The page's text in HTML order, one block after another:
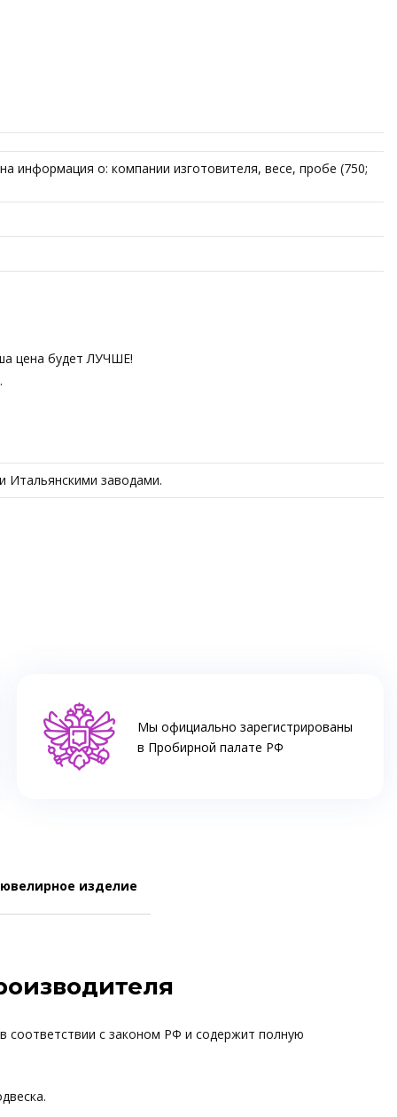
информация о: компании изготовителя, весе, пробе (750;
цена будет ЛУЧШЕ!
Итальянскими заводами.
Мы официально зарегистрированы
в Пробирной палате РФ
изделие
соответствии с законом РФ и содержит полную